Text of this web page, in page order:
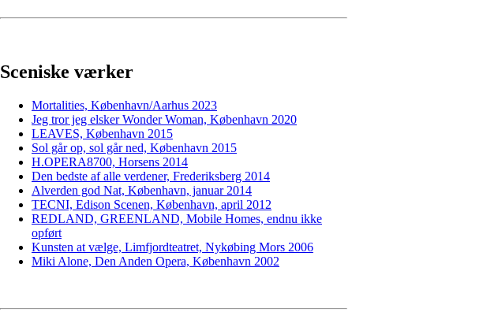
Sceniske værker
Mortalities, København/Aarhus 2023
Jeg tror jeg elsker Wonder Woman, København 2020
LEAVES, København 2015
Sol går op, sol går ned, København 2015
H.OPERA8700, Horsens 2014
Den bedste af alle verdener, Frederiksberg 2014
Alverden god Nat, København, januar 2014
TECNI, Edison Scenen, København, april 2012
REDLAND, GREENLAND, Mobile Homes, endnu ikke
opført
Kunsten at vælge, Limfjordteatret, Nykøbing Mors 2006
Miki Alone, Den Anden Opera, København 2002